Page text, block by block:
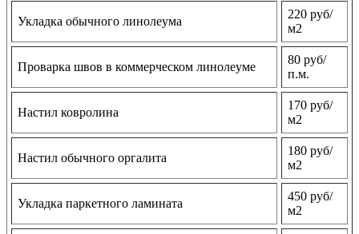
Укладка обычного линолеума
220 руб/
м2
Проварка швов в коммерческом линолеуме
80 руб/
п.м.
Настил ковролина
170 руб/
м2
Настил обычного оргалита
180 руб/
м2
Укладка паркетного ламината
450 руб/
м2